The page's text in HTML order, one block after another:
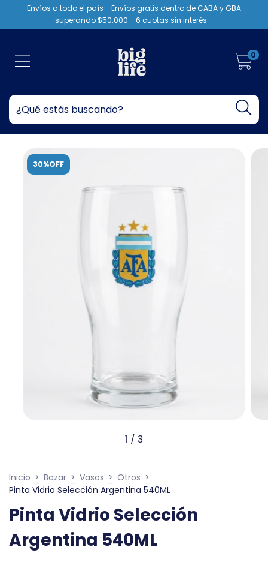
Envíos a todo el país - Envíos gratis dentro de CABA y GBA
superando $50.000 - 6 cuotas sin interés -
0
30%OFF
1 / 3
Inicio > Bazar > Vasos > Otros >
Pinta Vidrio Selección Argentina 540ML
Pinta Vidrio Selección
Argentina 540ML